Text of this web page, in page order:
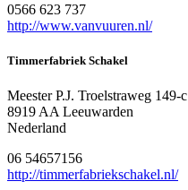
0566 623 737
http://www.vanvuuren.nl/
Timmerfabriek Schakel
Meester P.J. Troelstraweg 149-c
8919 AA Leeuwarden
Nederland
06 54657156
http://timmerfabriekschakel.nl/